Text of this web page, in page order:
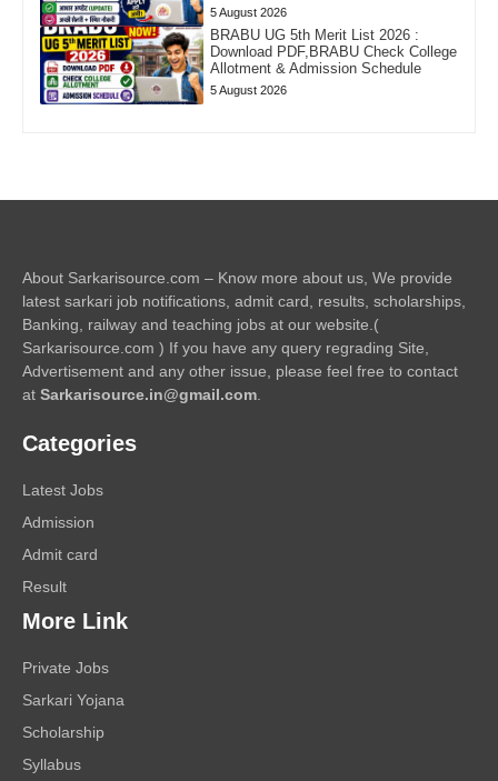
5 August 2026
BRABU UG 5th Merit List 2026 :
Download PDF,BRABU Check College
Allotment & Admission Schedule
5 August 2026
About Sarkarisource.com – Know more about us, We provide
latest sarkari job notifications, admit card, results, scholarships,
Banking, railway and teaching jobs at our website.(
Sarkarisource.com ) If you have any query regrading Site,
Advertisement and any other issue, please feel free to contact
at Sarkarisource.in@gmail.com
Categories
Latest Jobs
Admission
Admit card
Result
More Link
Private Jobs
Sarkari Yojana
Scholarship
Syllabus